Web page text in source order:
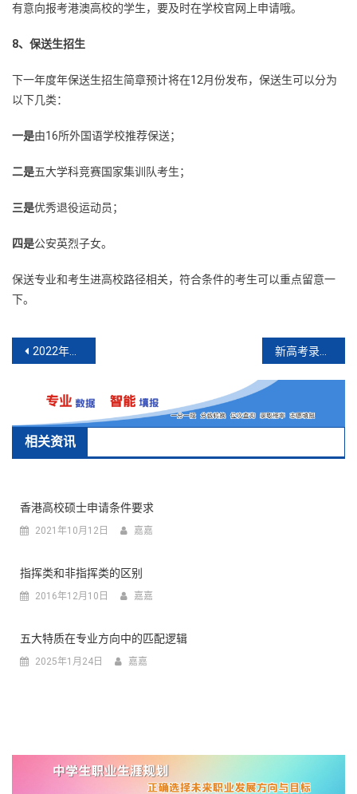
有意向报考港澳高校的学生，要及时在学校官网上申请哦。
8、保送生招生
下一年度年保送生招生简章预计将在12月份发布，保送生可以分为
以下几类：
一是由16所外国语学校推荐保送；
二是五大学科竞赛国家集训队考生；
三是优秀退役运动员；
四是公安英烈子女。
保送专业和考生进高校路径相关，符合条件的考生可以重点留意一
下。
文
航
2022年四川省高职单招开始报名 新高考录取办法（山东省）
相关资讯
香港高校硕士申请条件要求
2021年10月12日 嘉嘉
指挥类和非指挥类的区别
2016年12月10日 嘉嘉
五大特质在专业方向中的匹配逻辑
2025年1月24日 嘉嘉